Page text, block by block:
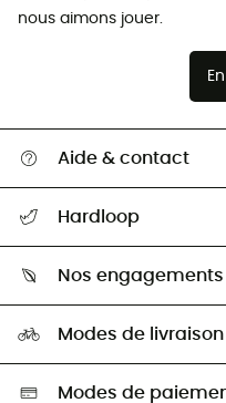
nous aimons jouer.
Aide & contact
Guide des tailles
Seconde Main
Aide & Contact
Hardloop
HardGuides
Nos engagements
Sélection éco-responsable
Modes de livraison
Modes de